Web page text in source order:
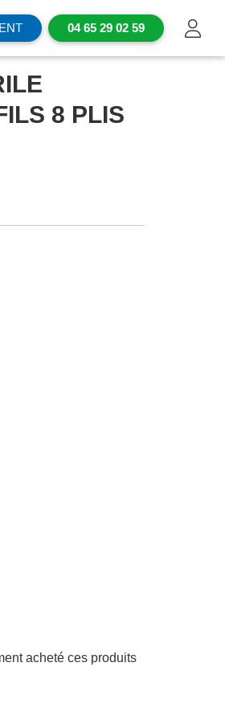
04 65 29 02 59
8 PLIS
acheté ces produits